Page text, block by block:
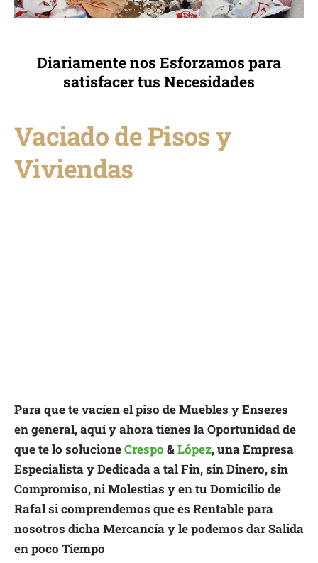
Diariamente nos Esforzamos para
satisfacer tus Necesidades
Vaciado de Pisos y
Viviendas
Para que te vacíen el piso de Muebles y Enseres
en general, aquí y ahora tienes la Oportunidad de
que te lo solucioneCrespo &López, una Empresa
Especialista y Dedicada a tal Fin, sin Dinero, sin
Compromiso, ni Molestias y en tu Domicilio de
Rafal si comprendemos que es Rentable para
nosotros dicha Mercancía y le podemos dar Salida
en poco Tiempo